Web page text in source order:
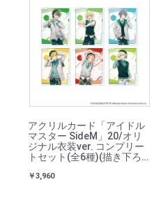
アクリルカード「アイドル
マスター SideM」20/オリ
ジナル衣装ver. コンプリー
トセット(全6種)(描き下ろ
￥3,960